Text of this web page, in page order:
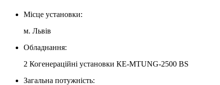
Місце установки:
м. Львiв
Обладнання:
2 Когенераційні установки КЕ-МTUNG-2500 ВS
Загальна потужність: